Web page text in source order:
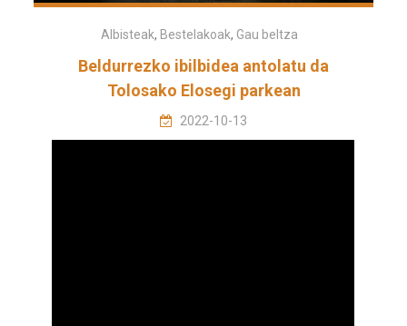
Albisteak, Bestelakoak, Gau beltza
Beldurrezko ibilbidea antolatu da
Tolosako Elosegi parkean
2022-10-13